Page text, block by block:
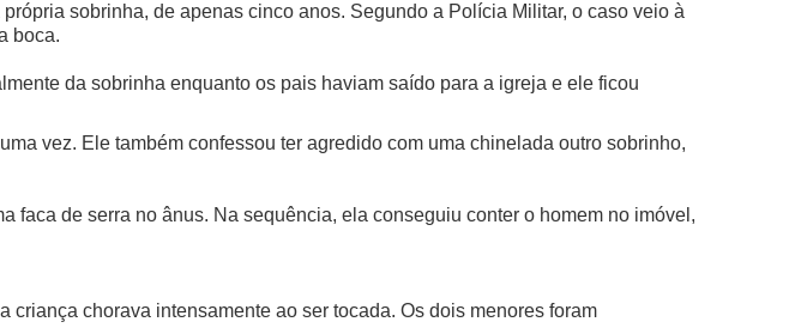
sobrinha, de apenas cinco anos. Segundo a Polícia Militar, o caso veio à
boca.
da sobrinha enquanto os pais haviam saído para a igreja e ele ficou
vez. Ele também confessou ter agredido com uma chinelada outro sobrinho,
faca de serra no ânus. Na sequência, ela conseguiu conter o homem no imóvel,
chorava intensamente ao ser tocada. Os dois menores foram